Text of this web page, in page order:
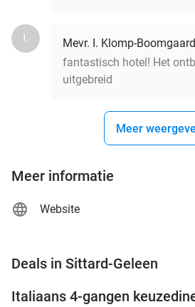
I.
Mevr. I. Klomp-Boomgaard
fantastisch hotel! Het
uitgebreid
Meer
Meer informatie
Website
Deals in Sittard-Geleen
Italiaans 4-gangen